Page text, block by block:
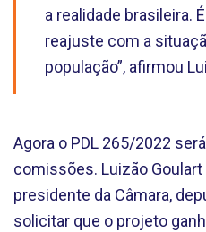
a realidade brasileira.
reajuste com a
população”, afirmou
Agora o PDL 265/2022
comissões. Luizão
presidente da Câmara,
solicitar que o projeto